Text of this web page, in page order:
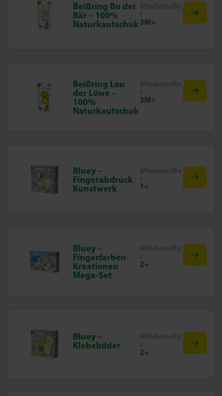
Beißring Bo der
Bär – 100%
Naturkautschuk3M+
Beißring Lou
der Löwe –
100%
Naturkautschuk
3M+
Bluey –
Fingerabdruck
Kunstwerk
1+
Bluey –
Fingerfarben-
Kreationen
Mega-Set
2+
Bluey –
Klebebilder
2+